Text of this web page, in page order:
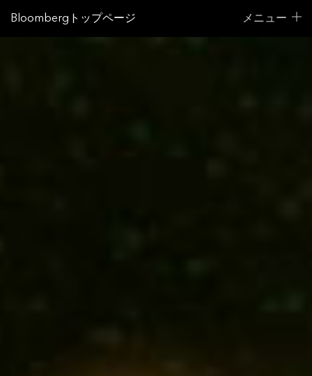
Bloombergトップページ メニュー